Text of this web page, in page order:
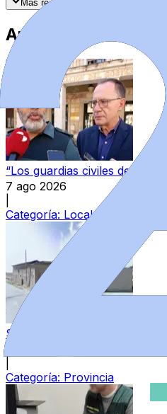
Más recientes
Artículos
“Los guardias civiles de
7 ago 2026
Categoría: Local
Subasta pública de bienes
Categoría: Provincia